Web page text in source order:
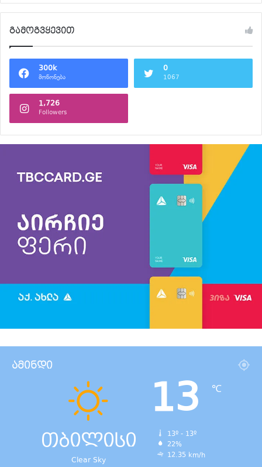
გამოგვყევით
300k
მოწონება
0
1067
1,726
Followers
ამინდი
თბილისი
Clear Sky
13 ℃
13º - 13º
22%
12.35 km/h